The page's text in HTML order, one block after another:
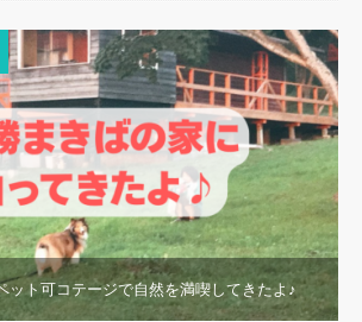
ット可コテージで自然を満喫してきたよ♪